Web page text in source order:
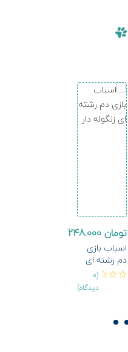
تومان
اسباب بازی
دم رشته ای
زنگوله دار
(0
دیدگاه)